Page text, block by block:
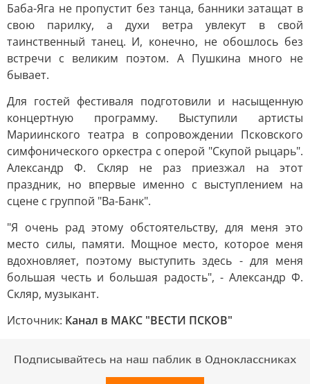
Баба-Яга не пропустит без танца, банники затащат в
свою парилку, а духи ветра увлекут в свой
таинственный танец. И, конечно, не обошлось без
встречи с великим поэтом. А Пушкина много не
бывает.
Для гостей фестиваля подготовили и насыщенную
концертную программу. Выступили артисты
Мариинского театра в сопровождении Псковского
симфонического оркестра с оперой "Скупой рыцарь".
Александр Ф. Скляр не раз приезжал на этот
праздник, но впервые именно с выступлением на
сцене с группой "Ва-Банк".
"Я очень рад этому обстоятельству, для меня это
место силы, памяти. Мощное место, которое меня
вдохновляет, поэтому выступить здесь - для меня
большая честь и большая радость", - Александр Ф.
Скляр, музыкант.
Источник: Канал в МАКС "ВЕСТИ ПСКОВ"
Подписывайтесь на наш паблик в Одноклассниках